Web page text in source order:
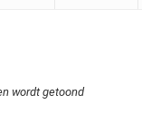
wordt getoond